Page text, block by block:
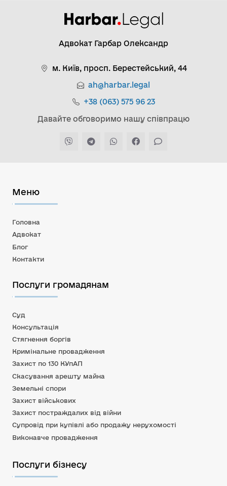
Адвокат Гарбар Олександр
м. Київ, просп. Берестейський, 44
ah@harbar.legal
+38 (063) 575 96 23
Давайте обговоримо нашу співпрацю
Меню
Головна
Адвокат
Блог
Контакти
Послуги громадянам
Суд
Консультація
Стягнення боргів
Кримінальне провадження
Захист по 130 КУпАП
Скасування арешту майна
Земельні спори
Захист військових
Захист постраждалих від війни
Супровід при купівлі або продажу нерухомості
Виконавче провадження
Послуги бізнесу